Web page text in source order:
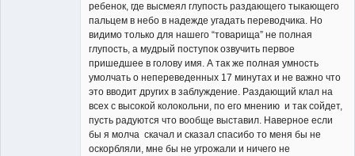
ребенок, где высмеял глупость раздающего тыкающего
пальцем в небо в надежде угадать переводчика. Но
видимо только для нашего “товарища” не полная
глупость, а мудрый поступок озвучить первое
пришедшее в голову имя. А так же полная умность
умолчать о непереведенных 17 минутах и не важно что
это вводит других в заблуждение. Раздающий клал на
всех с высокой колокольни, по его мнению и так сойдет,
пусть радуются что вообще выставил. Наверное если
бы я молча скачал и сказал спасибо то меня бы не
оскорбляли, мне бы не угрожали и ничего не